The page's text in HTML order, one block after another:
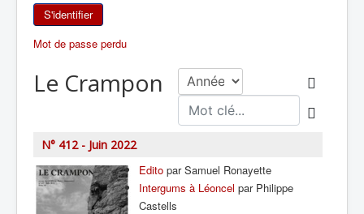
SKI DE RANDONNÉE
RANDONNÉE PÉDESTRE
RANDONNÉE SPORTIVE
S'identifier
Mot de passe perdu
Le Crampon
N° 412 - Juin 2022
Edito par Samuel Ronayette
Intergums à Léoncel par Philippe
Castells